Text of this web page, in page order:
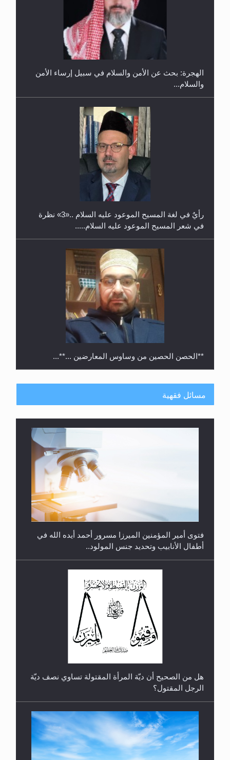
إتمام حفظ القرآن الكريم لثلاثة طلاب من مدرسة الحفظ
حفل توزيع الشهادات في الجامعة الأحمدية بنيجيريا لعام
الهجرة: بحث عن الأمن والسلام في سبيل إرساء الأمن
والسلام...
رأيٌ في لغة المسيح الموعود عليه السلام ..«3» نظرة
في شعر المسيح الموعود عليه السلام.....
**الحصن الحصين من وساوس المعارضين ...**...
رأيٌ في لغة المسيح الموعود عليه السلام.. 4...
مسائل فقهية
فتوى أمير المؤمنين الميرزا مسرور أحمد أيده الله في
أطفال الأنابيب وتحديد جنس المولود..
هل من الصحيح أن ديّة المرأة المقتولة تساوي نصف ديّة
الرجل المقتول؟